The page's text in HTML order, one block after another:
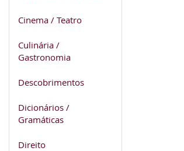
Cinema / Teatro
Culinária /
Gastronomia
Descobrimentos
Dicionários /
Gramáticas
Direito